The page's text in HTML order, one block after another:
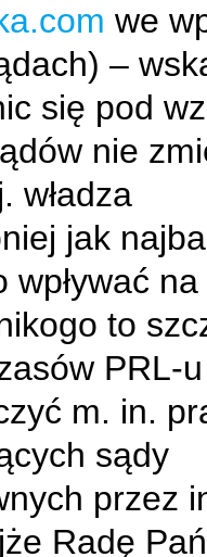
we
–
się pod
nie
władza
jak
wpływać
to
PRL-
m. in.
sądy
przez
Radę